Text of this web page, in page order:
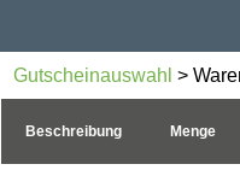
Gutscheinauswahl >
Beschreibung Menge